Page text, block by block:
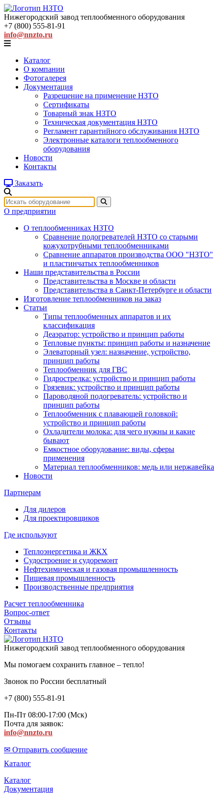
Нижегородский завод теплообменного оборудования
+7 (800) 555-81-91
info@nnzto.ru
Каталог
О компании
Фотогалерея
Документация
Разрешение на применение НЗТО
Сертификаты
Товарный знак НЗТО
Техническая документация НЗТО
Регламент гарантийного обслуживания НЗТО
Электронные каталоги теплообменного
оборудования
Новости
Контакты
Заказать
О предприятии
О теплообменниках НЗТО
Сравнение подогревателей НЗТО со старыми
кожухотрубными теплообменниками
Сравнение аппаратов производства ООО "НЗТО"
и пластинчатых теплообменников
Наши представительства в России
Представительства в Москве и области
Представительства в Санкт-Петербурге и области
Изготовление теплообменников на заказ
Статьи
Типы теплообменных аппаратов и их
классификация
Деаэратор: устройство и принцип работы
Тепловые пункты: принцип работы и назначение
Элеваторный узел: назначение, устройство,
принцип работы
Теплообменник для ГВС
Гидрострелка: устройство и принцип работы
Грязевик: устройство и принцип работы
Пароводяной подогреватель: устройство и
принцип работы
Теплообменник с плавающей головкой:
устройство и принцип работы
Охладители молока: для чего нужны и какие
бывают
Емкостное оборудование: виды, сферы
применения
Материал теплообменников: медь или нержавейка
Новости
Партнерам
Для дилеров
Для проектировщиков
Где используют
Теплоэнергетика и ЖКХ
Судостроение и судоремонт
Нефтехимическая и газовая промышленность
Пищевая промышленность
Производственные предприятия
Расчет теплообменника
Вопрос-ответ
Отзывы
Контакты
Нижегородский завод теплообменного оборудования
Мы помогаем сохранить главное – тепло!
Звонок по России бесплатный
+7 (800) 555-81-91
Пн-Пт 08:00-17:00 (Мск)
Почта для заявок:
info@nnzto.ru
✉ Отправить сообщение
Каталог
Каталог
Документация